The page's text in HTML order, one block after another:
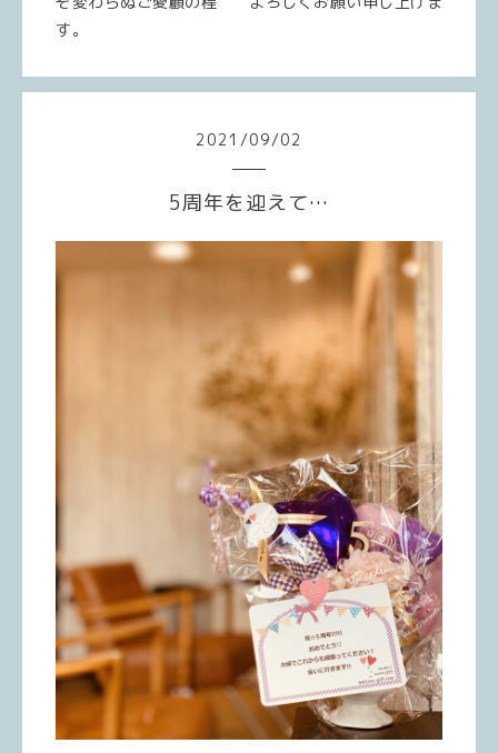
す。
2021 /09/02
5周年を迎えて…